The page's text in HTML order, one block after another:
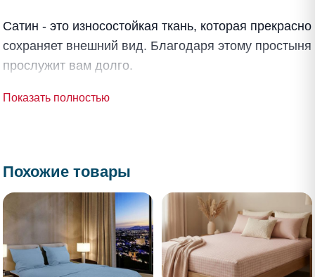
Сатин - это износостойкая ткань, которая прекрасно
сохраняет внешний вид. Благодаря этому простыня
прослужит вам долго.
Показать полностью
Похожие товары